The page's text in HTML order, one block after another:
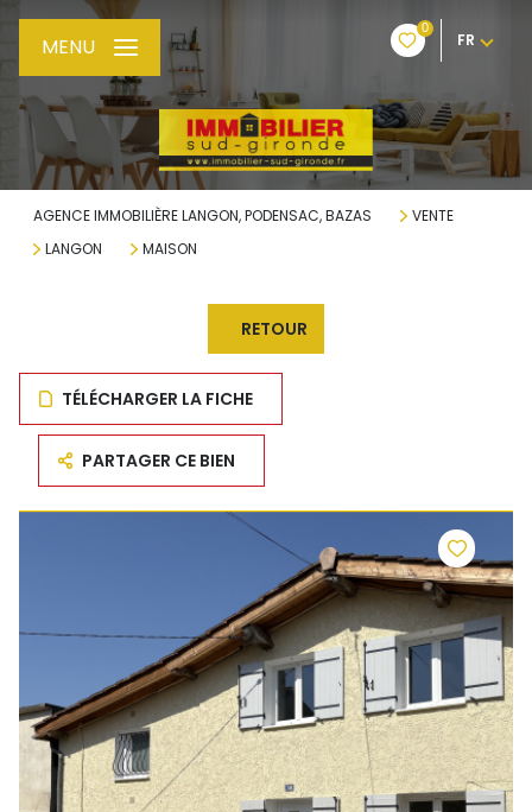
0
FR
MENU
AGENCE IMMOBILIÈRE LANGON, PODENSAC, BAZAS
VENTE
LANGON
MAISON
RETOUR
TÉLÉCHARGER LA FICHE
PARTAGER CE BIEN